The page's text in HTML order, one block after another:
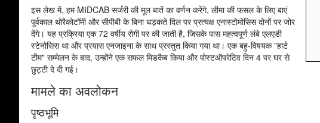
इस लेख में, हम MIDCAB सर्जरी की मूल बातें का वर्णन करेंगे, लीमा की फसल के लिए बाएं
पूर्वकाल थोरैकोटॉमी और सीपीबी के बिना धड़कते दिल पर प्रत्यक्ष एनास्टोमोसिस दोनों पर जोर
देंगे। यह प्रक्रिया एक 72 वर्षीय रोगी पर की जाती है, जिसके पास महत्वपूर्ण लंबे एलएडी
स्टेनोसिस था और प्रयास एनजाइना के साथ प्रस्तुत किया गया था। एक बहु-विषयक "हार्ट
टीम" सम्मेलन के बाद, उन्होंने एक सफल मिडकैब किया और पोस्टऑपरेटिव दिन 4 पर घर से
छुट्टी दे दी गई।
मामले का अवलोकन
पृष्ठभूमि